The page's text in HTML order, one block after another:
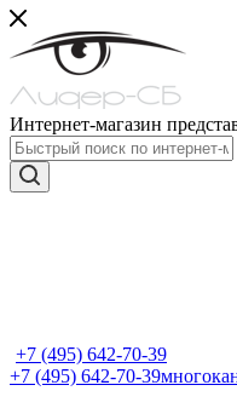
Интернет-магазин
+7 (495) 642-70-39
+7 (495) 642-70-39